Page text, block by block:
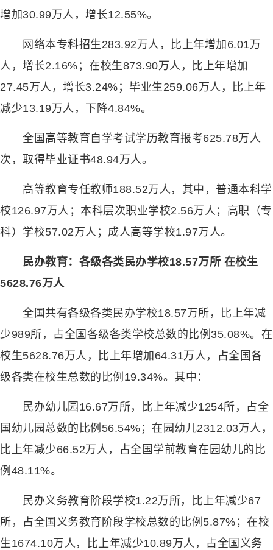
增加30.99万人，增长12.55%。
网络本专科招生283.92万人，比上年增加6.01万
人，增长2.16%；在校生873.90万人，比上年增加
27.45万人，增长3.24%；毕业生259.06万人，比上年
减少13.19万人，下降4.84%。
全国高等教育自学考试学历教育报考625.78万人
次，取得毕业证书48.94万人。
高等教育专任教师188.52万人，其中，普通本科学
校126.97万人；本科层次职业学校2.56万人；高职（专
科）学校57.02万人；成人高等学校1.97万人。
民办教育：各级各类民办学校18.57万所 在校生
5628.76万人
全国共有各级各类民办学校18.57万所，比上年减
少989所，占全国各级各类学校总数的比例35.08%。在
校生5628.76万人，比上年增加64.31万人，占全国各
级各类在校生总数的比例19.34%。其中：
民办幼儿园16.67万所，比上年减少1254所，占全
国幼儿园总数的比例56.54%；在园幼儿2312.03万人，
比上年减少66.52万人，占全国学前教育在园幼儿的比
例48.11%。
民办义务教育阶段学校1.22万所，比上年减少67
所，占全国义务教育阶段学校总数的比例5.87%；在校
生1674.10万人，比上年减少10.89万人，占全国义务